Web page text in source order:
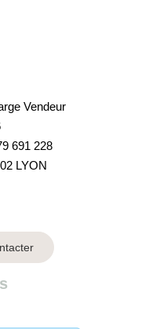
Vendeur
691 228
LYON